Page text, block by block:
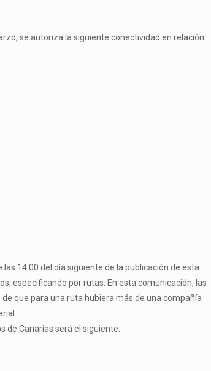
se autoriza la siguiente conectividad en relación
14:00 del día siguiente de la publicación de esta
especificando por rutas. En esta comunicación, las
que para una ruta hubiera más de una compañía
de Canarias será el siguiente: